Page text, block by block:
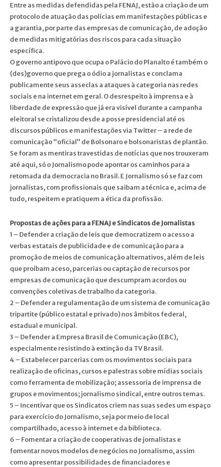
Entre as medidas defendidas pela FENAJ, estão a criação de um
protocolo de atuação das polícias em manifestações públicas e
a garantia, por parte das empresas de comunicação, de adoção
de medidas mitigatórias dos riscos para cada situação
específica.
O governo antipovo que ocupa o Palácio do Planalto é também o
(des)governo que prega o ódio a jornalistas e conclama
publicamente seus asseclas a ataques à categoria nas redes
sociais e na internet em geral. O desrespeito à imprensa e à
liberdade de expressão que já era visível durante a campanha
eleitoral se cristalizou desde a posse presidencial até os
discursos públicos e manifestações via Twitter – a rede de
comunicação “oficial” de Bolsonaro e bolsonaristas de plantão.
Se foram as mentiras travestidas de notícias que nos trouxeram
até aqui, só o Jornalismo pode apontar os caminhos para a
retomada da democracia no Brasil. E Jornalismo só se faz com
jornalistas, com profissionais que saibam a técnica e, acima de
tudo, respeitem e pratiquem a ética da profissão.
Propostas de ações para a FENAJ e Sindicatos de Jornalistas
1 – Defender a criação de leis que democratizem o acesso a
verbas estatais de publicidade e de comunicação para a
promoção de meios de comunicação alternativos, além de leis
que proíbam aceso, parcerias ou captação de recursos por
empresas de comunicação que descumpram acordos ou
convenções coletivas de trabalho da categoria.
2 – Defender a regulamentação de um sistema de comunicação
tripartite (público estatal e privado) nos âmbitos federal,
estadual e municipal.
3 – Defender a Empresa Brasil de Comunicação (EBC),
especialmente resistindo à extinção da TV Brasil.
4 – Estabelecer parcerias com os movimentos sociais para
realização de oficinas, cursos e palestras sobre mídias sociais
como ferramenta de mobilização; assessoria de imprensa de
grupos e movimentos; jornalismo sindical, entre outros temas.
5 – Incentivar que os Sindicatos criem nas suas sedes um espaço
para exercício do Jornalismo, seja por meio de local
compartilhado, acesso à internet e da biblioteca.
6 – Fomentar a criação de cooperativas de jornalistas e
fomentar novos modelos de negócios no Jornalismo, assim
como apresentar possibilidades de financiadores e